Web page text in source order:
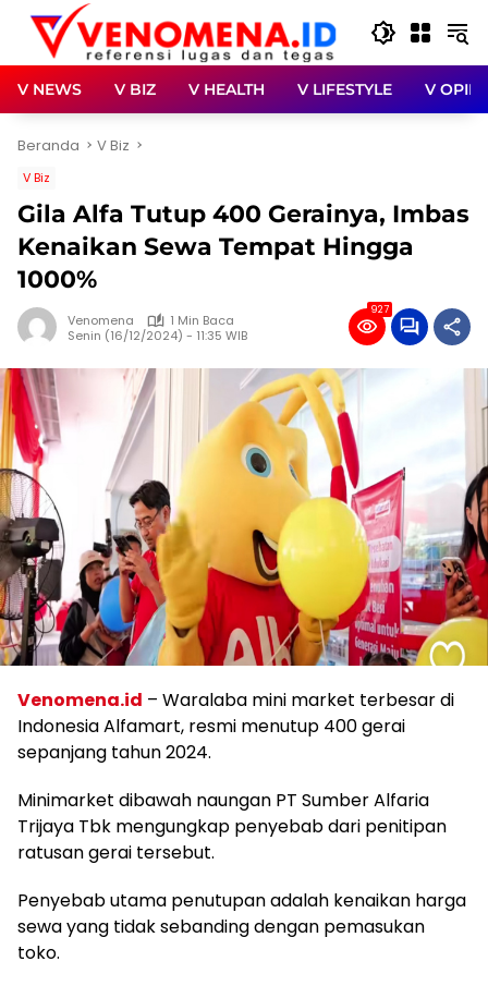
Langsung
konten
V NEWS V BIZ V HEALTH V LIFESTYLE V OPINI
Beranda V Biz
V Biz
Gila Alfa Tutup 400 Gerainya, Imbas
Kenaikan Sewa Tempat Hingga
1000%
Venomena
1 Min Baca
Senin (16/12/2024) - 11:35 WIB
927
Venomena.id – Waralaba mini market terbesar di
Indonesia Alfamart, resmi menutup 400 gerai
sepanjang tahun 2024.
Minimarket dibawah naungan PT Sumber Alfaria
Trijaya Tbk mengungkap penyebab dari penitipan
ratusan gerai tersebut.
Penyebab utama penutupan adalah kenaikan harga
sewa yang tidak sebanding dengan pemasukan
toko.